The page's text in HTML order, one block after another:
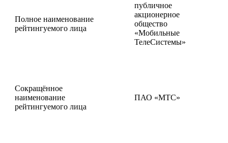
Полное наименование
рейтингуемого лица
публичное
акционерное
общество
«Мобильные
ТелеСистемы»
Сокращённое
наименование
рейтингуемого лица
ПАО «МТС»